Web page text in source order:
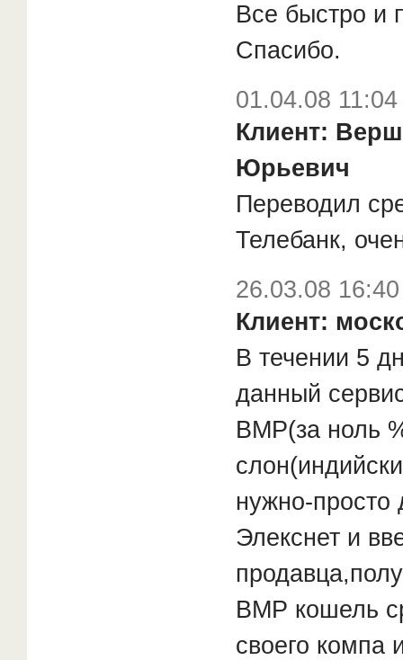
Все быстро и
Спасибо.
01.04.08 11:04
Клиент:
Юрьевич
Переводил
Телебанк,
26.03.08 16:40
Клиент:
В течении 5
данный
ВМР(за ноль
нужно-просто
Элекснет и
ВМР кошель
своего компа